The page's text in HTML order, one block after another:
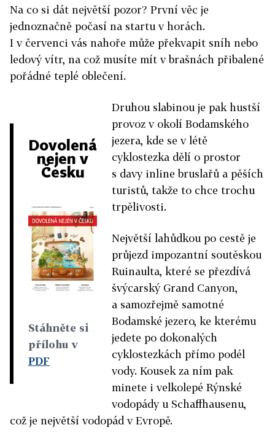
​Na co si dát největší pozor? První věc je
jednoznačně počasí na startu v horách.
I v červenci vás nahoře může překvapit sníh nebo
ledový vítr, na což musíte mít v brašnách přibalené
pořádné teplé oblečení.
Dovolená
nejen v
Česku
Stáhněte si
přílohu v
PDF
Druhou slabinou je pak hustší
provoz v okolí Bodamského
jezera, kde se v létě
cyklostezka dělí o prostor
s davy inline bruslařů a pěších
turistů, takže to chce trochu
trpělivosti.
Největší lahůdkou po cestě je
průjezd impozantní soutěskou
Ruinaulta, které se přezdívá
švýcarský Grand Canyon,
a samozřejmě samotné
Bodamské jezero, ke kterému
jedete po dokonalých
cyklostezkách přímo podél
vody. Kousek za ním pak
minete i velkolepé Rýnské
vodopády u Schaffhausenu,
což je největší vodopád v Evropě.